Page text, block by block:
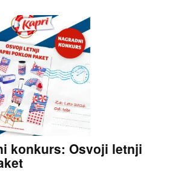
konkurs: Osvoji letnji